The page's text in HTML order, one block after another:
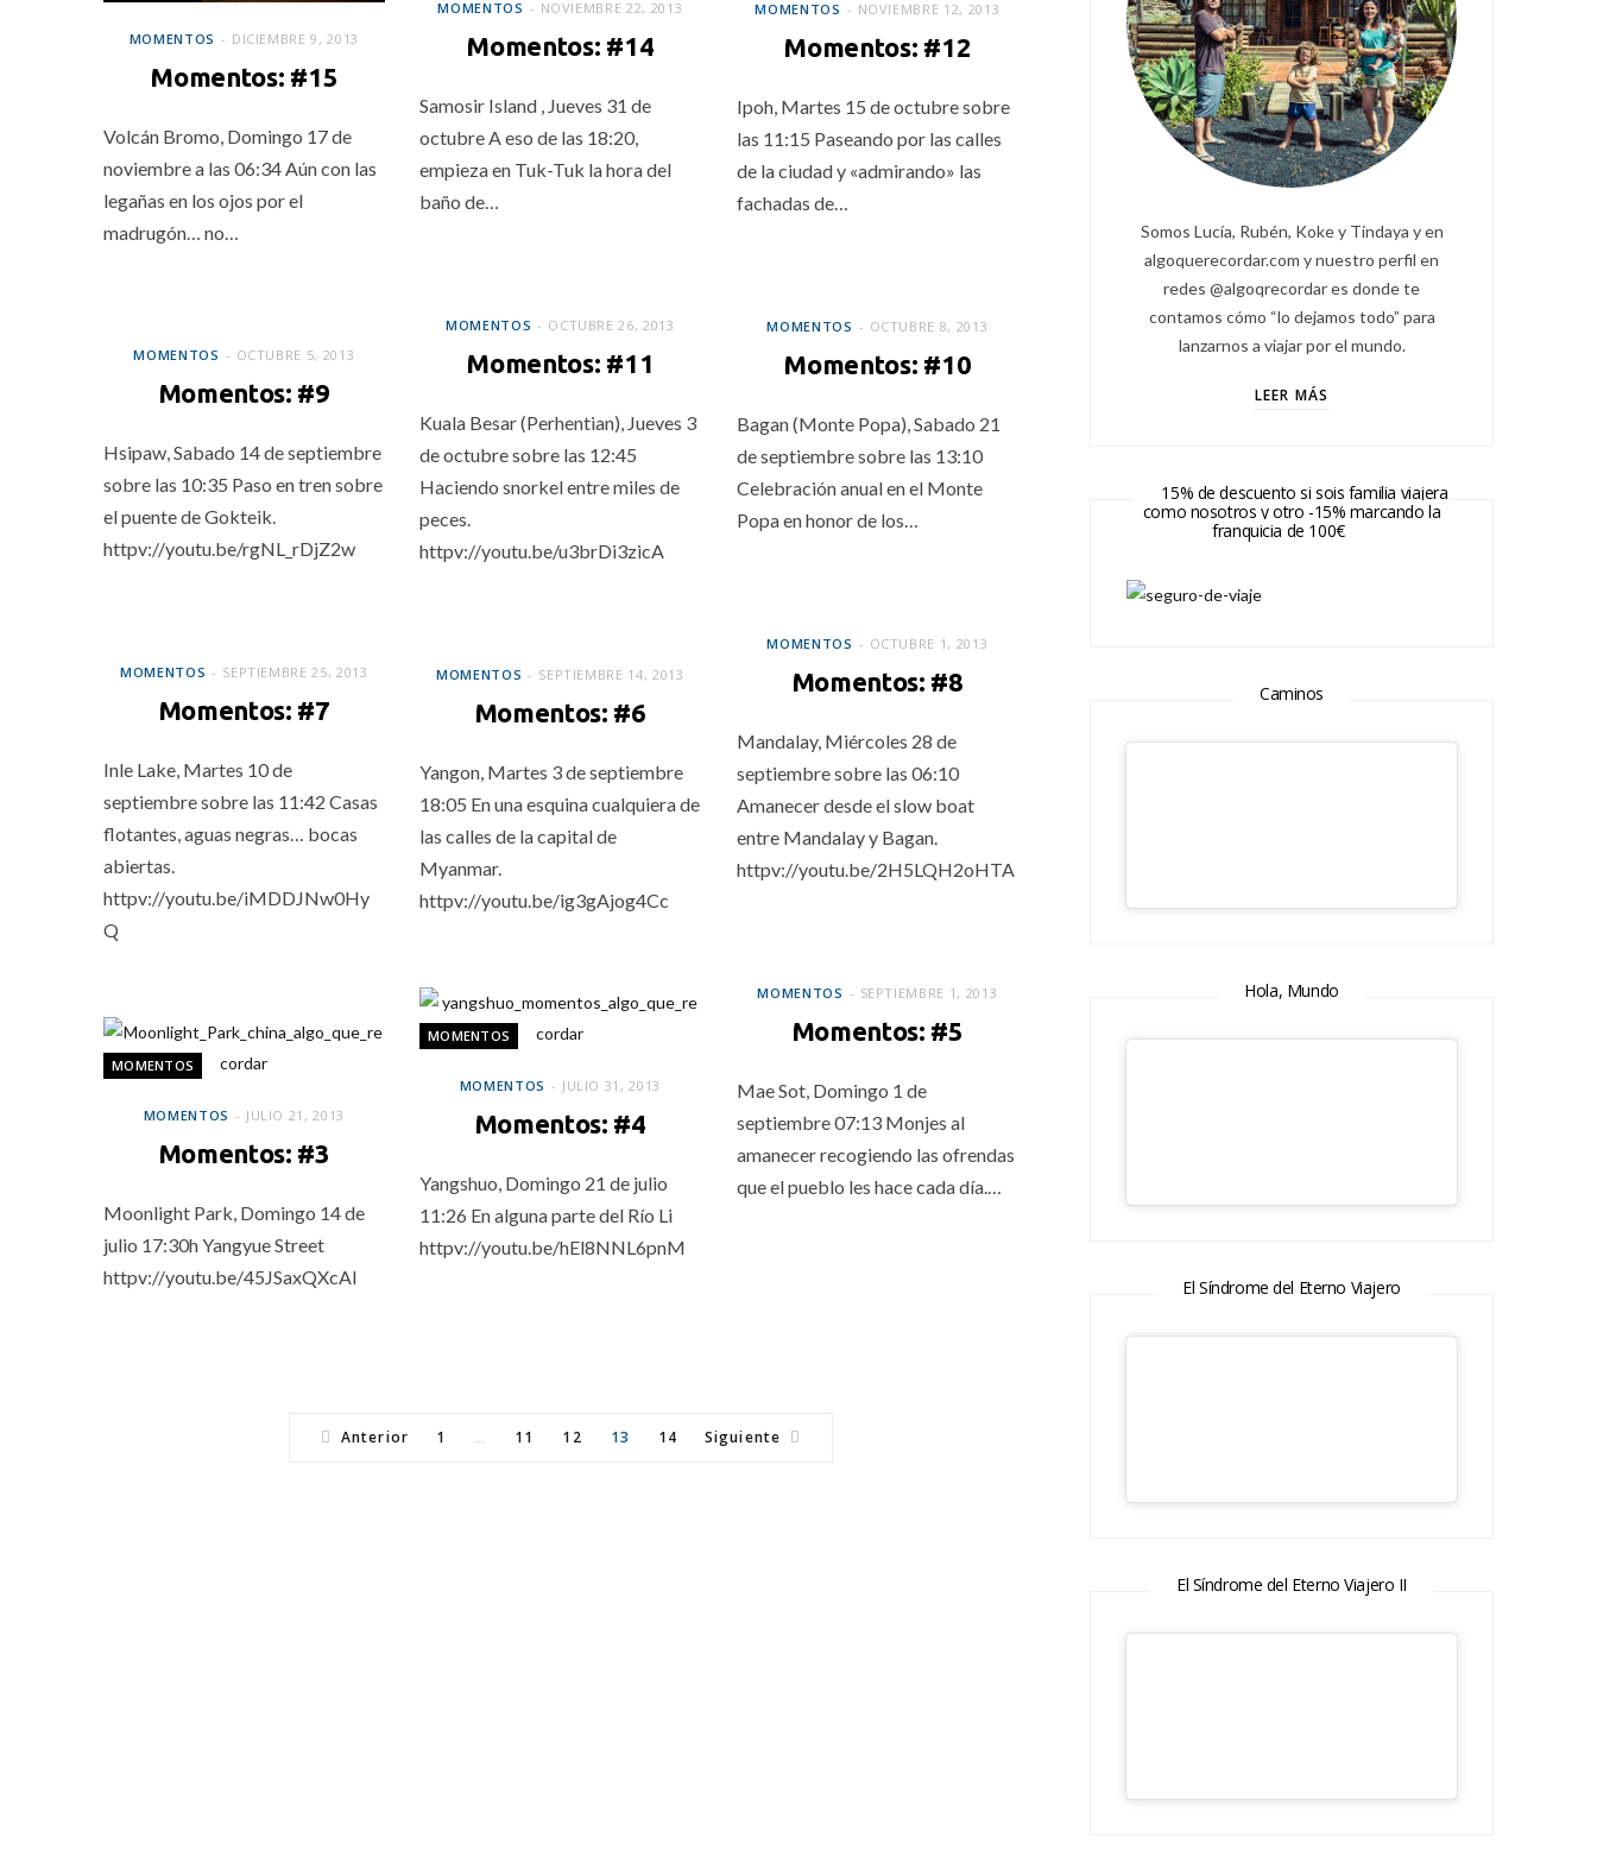
MOMENTOS DICIEMBRE 9, 2013
Momentos: #15
Volcán Bromo, Domingo 17 de
noviembre a las 06:34 Aún con las
legañas en los ojos por el
madrugón… no…
MOMENTOS NOVIEMBRE 22, 2013
Momentos: #14
Samosir Island , Jueves 31 de
octubre A eso de las 18:20,
empieza en Tuk-Tuk la hora del
baño de…
MOMENTOS NOVIEMBRE 12, 2013
Momentos: #12
Ipoh, Martes 15 de octubre sobre
las 11:15 Paseando por las calles
de la ciudad y «admirando» las
fachadas de…
MOMENTOS OCTUBRE 26, 2013
Momentos: #11
Kuala Besar (Perhentian), Jueves 3
de octubre sobre las 12:45
Haciendo snorkel entre miles de
peces.
httpv://youtu.be/u3brDi3zicA
MOMENTOS OCTUBRE 8, 2013
Momentos: #10
Bagan (Monte Popa), Sabado 21
de septiembre sobre las 13:10
Celebración anual en el Monte
Popa en honor de los…
MOMENTOS OCTUBRE 5, 2013
Momentos: #9
Hsipaw, Sabado 14 de septiembre
sobre las 10:35 Paso en tren sobre
el puente de Gokteik.
httpv://youtu.be/rgNL_rDjZ2w
MOMENTOS OCTUBRE 1, 2013
Momentos: #8
Mandalay, Miércoles 28 de
septiembre sobre las 06:10
Amanecer desde el slow boat
entre Mandalay y Bagan.
httpv://youtu.be/2H5LQH2oHTA
MOMENTOS SEPTIEMBRE 25, 2013
Momentos: #7
Inle Lake, Martes 10 de
septiembre sobre las 11:42 Casas
flotantes, aguas negras… bocas
abiertas.
httpv://youtu.be/iMDDJNw0Hy
Q
MOMENTOS SEPTIEMBRE 14, 2013
Momentos: #6
Yangon, Martes 3 de septiembre
18:05 En una esquina cualquiera de
las calles de la capital de
Myanmar.
httpv://youtu.be/ig3gAjog4Cc
MOMENTOS SEPTIEMBRE 1, 2013
Momentos: #5
Mae Sot, Domingo 1 de
septiembre 07:13 Monjes al
amanecer recogiendo las ofrendas
que el pueblo les hace cada día.…
MOMENTOS
MOMENTOS JULIO 31, 2013
Momentos: #4
Yangshuo, Domingo 21 de julio
11:26 En alguna parte del Río Li
httpv://youtu.be/hEl8NNL6pnM
MOMENTOS
MOMENTOS JULIO 21, 2013
Momentos: #3
Moonlight Park, Domingo 14 de
julio 17:30h Yangyue Street
httpv://youtu.be/45JSaxQXcAI
Anterior 1 … 11 12 13 14 Siguiente
Somos Lucía, Rubén, Koke y Tindaya y en
algoquerecordar.com y nuestro perfil en
redes @algoqrecordar es donde te
contamos cómo “lo dejamos todo” para
lanzarnos a viajar por el mundo.
LEER MÁS
15% de descuento si sois familia viajera
como nosotros y otro -15% marcando la
franquicia de 100€
Caminos
Hola, Mundo
El Síndrome del Eterno Viajero
El Síndrome del Eterno Viajero II